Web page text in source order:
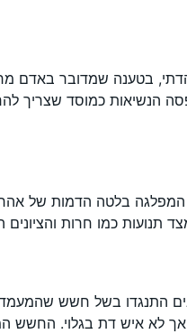
הדתי, בטענה שמדובר
הנשיאות כמוסד שצריך
בלטה הדמות של אהרון
כמו חרות והציונים
התנגדו בשל חשש
אך לא איש דת בגלוי. החשש